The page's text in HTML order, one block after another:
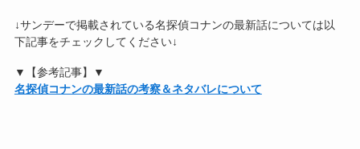
↓サンデーで掲載されている名探偵コナンの最新話については以
下記事をチェックしてください↓
▼【参考記事】▼
名探偵コナンの最新話の考察＆ネタバレについて